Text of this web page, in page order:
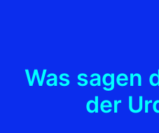
Was sagen
der